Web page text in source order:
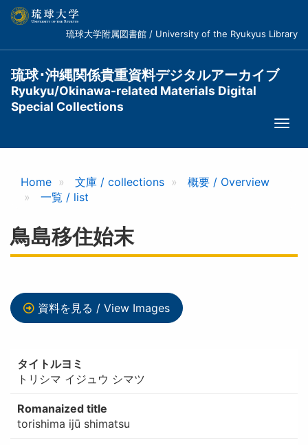
コ
琉球大学附属図書館 / University of the Ryukyus Library
琉球･沖縄関係貴重資料デジタルアーカイブ
Ryukyu/Okinawa-related Materials Digital
Special Collections
Home 文庫 / collections
概要 / Overview
一覧 / list
鳥島移住始末
資料を見る / View Images
タイトルヨミ
トリシマ イジュウ シマツ
Romanaized title
torishima ijū shimatsu